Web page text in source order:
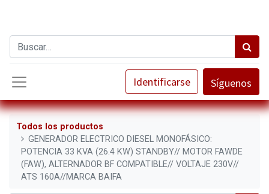
Identificarse Síguenos
Todos los productos
GENERADOR ELECTRICO DIESEL MONOFÁSICO:
POTENCIA 33 KVA (26.4 KW) STANDBY// MOTOR FAWDE
(FAW), ALTERNADOR BF COMPATIBLE// VOLTAJE 230V//
ATS 160A//MARCA BAIFA